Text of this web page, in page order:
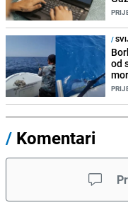
/
od
/ Komentari